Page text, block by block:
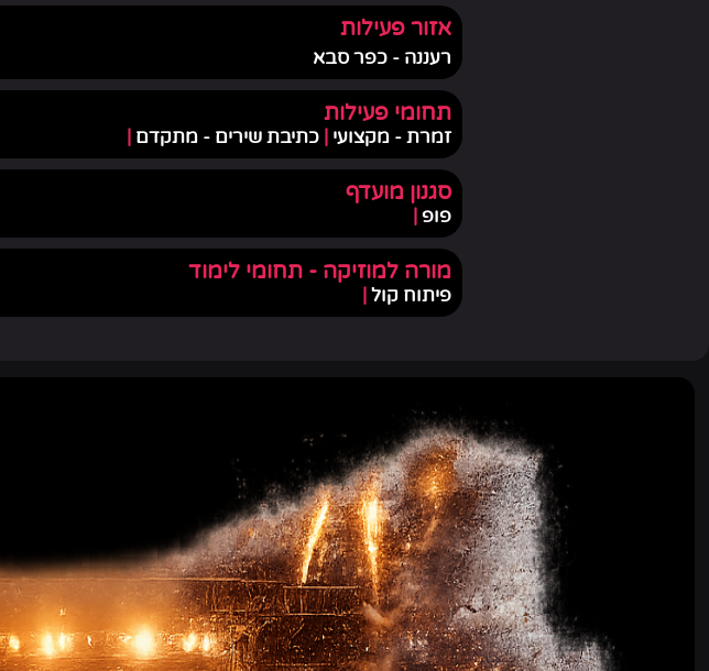
אזור פעילות
רעננה - כפר סבא
תחומי פעילות
זמרת - מקצועי כתיבת שירים - מתקדם
סגנון מועדף
פופ
מורה למוזיקה - תחומי לימוד
פיתוח קול